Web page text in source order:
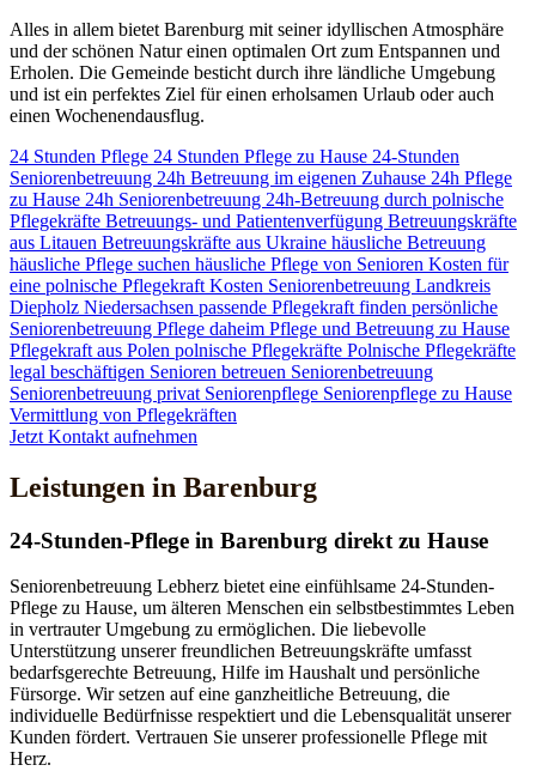
Alles in allem bietet Barenburg mit seiner idyllischen Atmosphäre
und der schönen Natur einen optimalen Ort zum Entspannen und
Erholen. Die Gemeinde besticht durch ihre ländliche Umgebung
und ist ein perfektes Ziel für einen erholsamen Urlaub oder auch
einen Wochenendausflug.
24 Stunden Pflege 24 Stunden Pflege zu Hause 24-Stunden
Seniorenbetreuung 24h Betreuung im eigenen Zuhause 24h Pflege
zu Hause 24h Seniorenbetreuung 24h-Betreuung durch polnische
Pflegekräfte Betreuungs- und Patientenverfügung Betreuungskräfte
aus Litauen Betreuungskräfte aus Ukraine häusliche Betreuung
häusliche Pflege suchen häusliche Pflege von Senioren Kosten für
eine polnische Pflegekraft Kosten Seniorenbetreuung Landkreis
Diepholz Niedersachsen passende Pflegekraft finden persönliche
Seniorenbetreuung Pflege daheim Pflege und Betreuung zu Hause
Pflegekraft aus Polen polnische Pflegekräfte Polnische Pflegekräfte
legal beschäftigen Senioren betreuen Seniorenbetreuung
Seniorenbetreuung privat Seniorenpflege Seniorenpflege zu Hause
Vermittlung von Pflegekräften
Jetzt Kontakt aufnehmen
Leistungen in Barenburg
24-Stunden-Pflege in Barenburg direkt zu Hause
Seniorenbetreuung Lebherz bietet eine einfühlsame 24-Stunden-
Pflege zu Hause, um älteren Menschen ein selbstbestimmtes Leben
in vertrauter Umgebung zu ermöglichen. Die liebevolle
Unterstützung unserer freundlichen Betreuungskräfte umfasst
bedarfsgerechte Betreuung, Hilfe im Haushalt und persönliche
Fürsorge. Wir setzen auf eine ganzheitliche Betreuung, die
individuelle Bedürfnisse respektiert und die Lebensqualität unserer
Kunden fördert. Vertrauen Sie unserer professionelle Pflege mit
Herz.